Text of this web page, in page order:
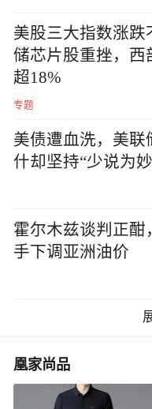
美股三大指数涨跌
储芯片股重挫，西
超18%
专题
美债遭血洗，美联
什却坚持“少说为
霍尔木兹谈判正酣
手下调亚洲油价
凰家尚品